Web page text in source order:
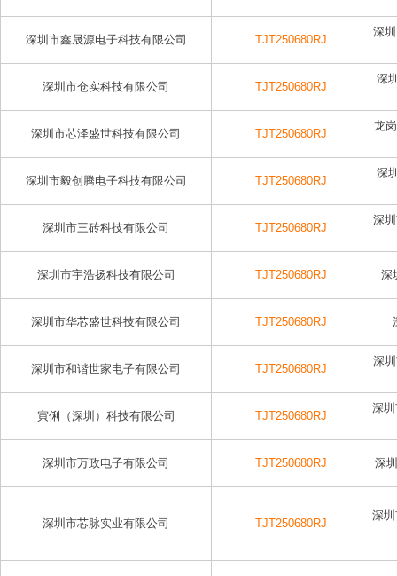
深圳市鑫晟源电子科技有限公司 TJT250680RJ
深
深圳市仓实科技有限公司 TJT250680RJ
深
深圳市芯泽盛世科技有限公司 TJT250680RJ
龙
深圳市毅创腾电子科技有限公司 TJT250680RJ
深
深圳市三砖科技有限公司 TJT250680RJ
深
深圳市宇浩扬科技有限公司 TJT250680RJ 深
深圳市华芯盛世科技有限公司 TJT250680RJ
深圳市和谐世家电子有限公司 TJT250680RJ
深
寅俐（深圳）科技有限公司 TJT250680RJ
深
深圳市万政电子有限公司 TJT250680RJ 深
深圳市芯脉实业有限公司 TJT250680RJ
深